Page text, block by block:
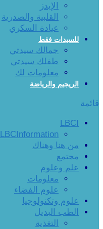
الإيدز
القلبية والصدرية
عيادة السكري
للسيدات فقط
جمالك سيدتي
طفلك سيدتي
معلومات لك
الريجيم والرياضة
قائمة
LBCI
LBCInformation
من هنا وهناك
مجتمع
علم وعلوم
معلومات
علوم الفضاء
علوم وتكنولوجيا
الطب البديل
التغذية